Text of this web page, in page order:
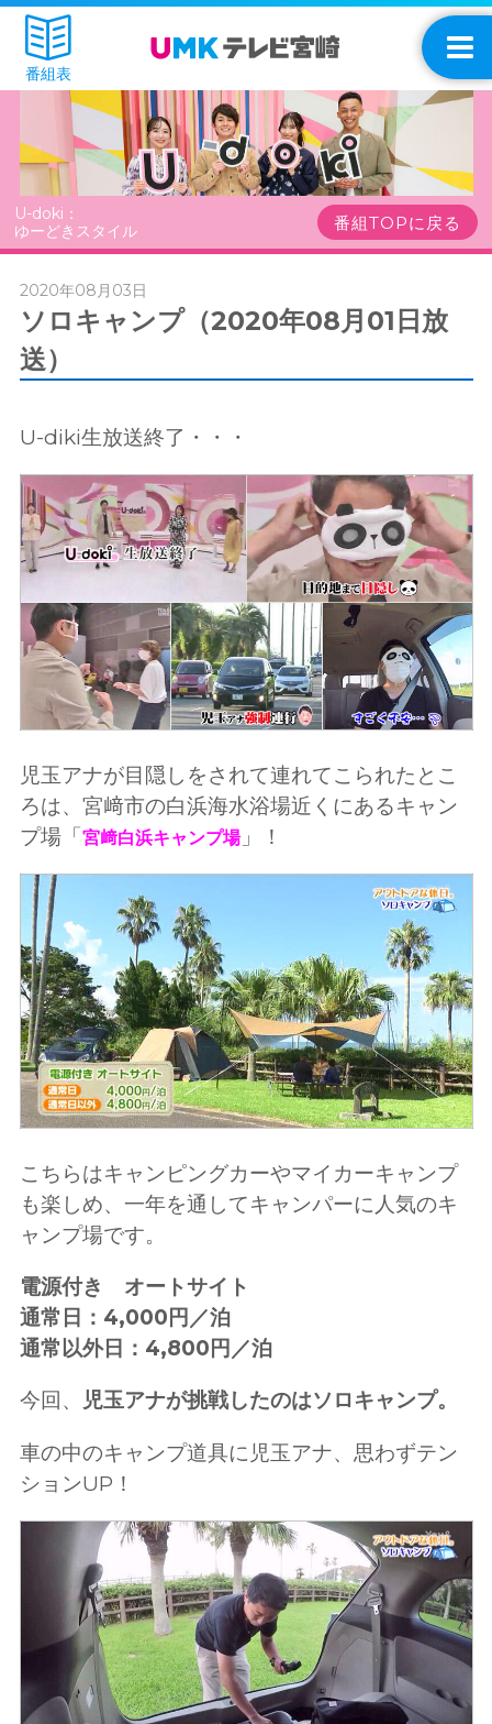
番組表
U-doki：
ゆーどきスタイル
番組TOPに戻る
2020年08月03日
ソロキャンプ（2020年08月01日放
送）
U-diki生放送終了・・・
児玉アナが目隠しをされて連れてこられたとこ
ろは、宮﨑市の白浜海水浴場近くにあるキャン
プ場「宮﨑白浜キャンプ場」！
こちらはキャンピングカーやマイカーキャンプ
も楽しめ、一年を通してキャンパーに人気のキ
ャンプ場です。
電源付き オートサイト
通常日：4,000円／泊
通常以外日：4,800円／泊
今回、 児玉アナが挑戦したのはソロキャンプ。
車の中のキャンプ道具に児玉アナ、思わずテン
ションUP！